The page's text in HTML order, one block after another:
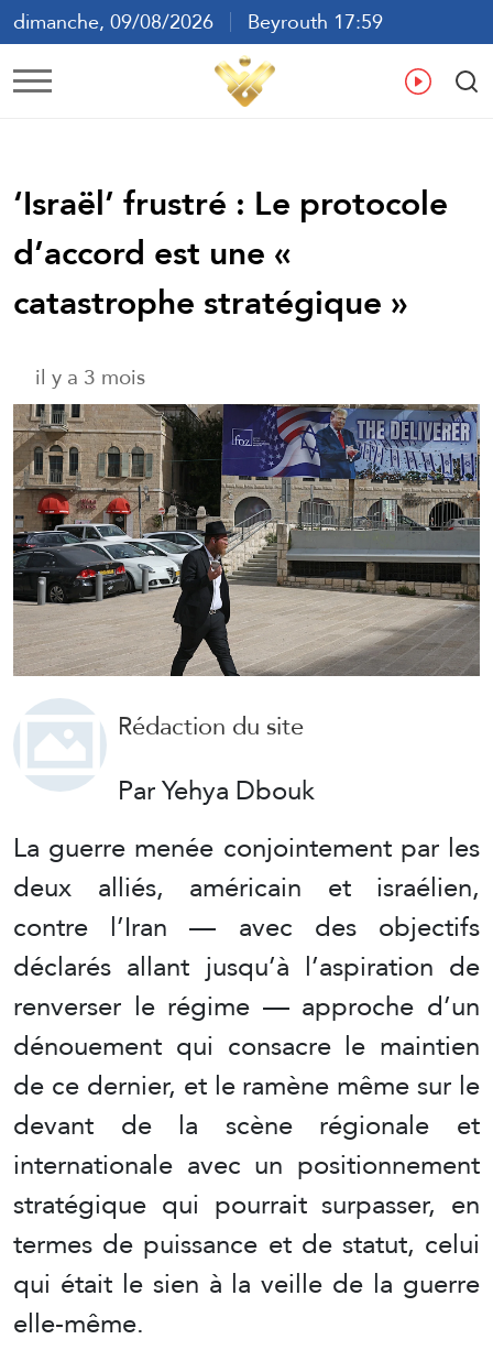
dimanche, 09/08/2026
Beyrouth 17:59
ع
‘Israël’ frustré : Le protocole
d’accord est une «
catastrophe stratégique »
il y a 3 mois
Rédaction du site
Par Yehya Dbouk
La guerre menée conjointement par les
deux alliés, américain et israélien,
contre l’Iran — avec des objectifs
déclarés allant jusqu’à l’aspiration de
renverser le régime — approche d’un
dénouement qui consacre le maintien
de ce dernier, et le ramène même sur le
devant de la scène régionale et
internationale avec un positionnement
stratégique qui pourrait surpasser, en
termes de puissance et de statut, celui
qui était le sien à la veille de la guerre
elle-même.